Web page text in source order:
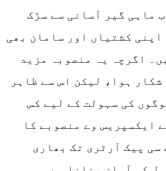
ماہی گیر آسانی سے سڑک
اپنی کشتیاں اور سامان بھی
اگرچہ یہ منصوبہ مزید
ہوا، لیکن اس سے ظاہر
کی سہولت کے لیے کس
ایکسپریس وے منصوبے کا
سی پیک آرٹری تک بھاری